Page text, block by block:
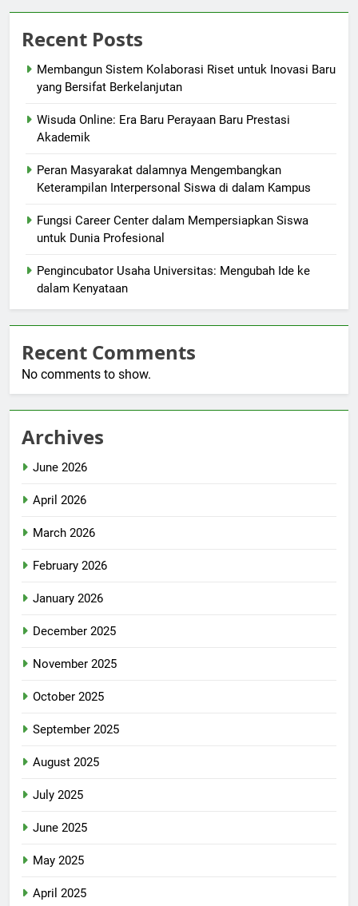
Recent Posts
Membangun Sistem Kolaborasi Riset untuk Inovasi Baru
yang Bersifat Berkelanjutan
Wisuda Online: Era Baru Perayaan Baru Prestasi
Akademik
Peran Masyarakat dalamnya Mengembangkan
Keterampilan Interpersonal Siswa di dalam Kampus
Fungsi Career Center dalam Mempersiapkan Siswa
untuk Dunia Profesional
Pengincubator Usaha Universitas: Mengubah Ide ke
dalam Kenyataan
Recent Comments
No comments to show.
Archives
June 2026
April 2026
March 2026
February 2026
January 2026
December 2025
November 2025
October 2025
September 2025
August 2025
July 2025
June 2025
May 2025
April 2025